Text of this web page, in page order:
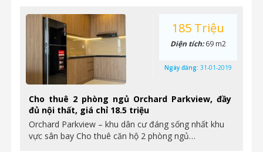
Cho thuê 2 phòng ngủ Orchard Parkview, đầy
đủ nội thất, giá chỉ 18.5 triệu
Orchard Parkview – khu dân cư đáng sống nhất khu
vực sân bay Cho thuê căn hộ 2 phòng ngủ…
185 Triệu
Diện tích:69 m2
Ngày đăng: 31-01-2019